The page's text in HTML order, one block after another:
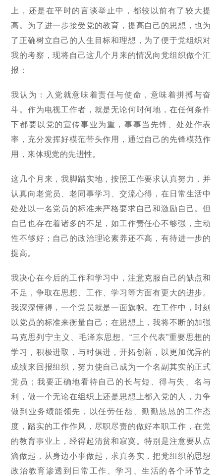
上，还是在平时的言谈举止中，都较以前有了较大提
高。为了进一步接受党的教育，提高自己的思想，也为
了正确树立自己的人生目标和理想，为了便于党组织对
我的考察，现将自己这几个月来的情况向党组织做个汇
报：
我认为：入党就意味着责任与使命，意味着拼搏与奋
斗。作为电视工作者，就是无论何时何地，在任何条件
下都要以党的宣传事业为重，事事当先锋、处处作表
率，充分发挥好模范带头作用，通过自己的先锋模范作
用，来体现党的先进性。
这几个月来，我脚踏实地，按照工作要求认真努力，并
认真向老党员、老同事学习、交流心得，在日常生活中
处处以一名党员的标准来严格要求自己和激励自己。但
自己也存在着诸多的不足，如工作责任心不够强，主动
性不够好；自己的政治理论素养还不高，有待进一步的
提高。
我决心在今后的工作和学习中，注意克服自己的缺点和
不足，争取在思想、工作、学习等方面有更大的进步。
我深深懂得，一个党员就是一面旗帜。在工作中，时刻
以党员的标准来衡量自己；在思想上，我将不断的加强
马克思列宁主义、毛泽东思想、“三个代表”重要思想的
学习，积极进取，与时俱进，开拓创新，以更加优异的
成绩来回报组织，努力使自己成为一个名副其实的正式
党员；我要正确地看待自己的长与短、得与失、名与
利，做一个无论在组织上还是思想上都入党的人，力争
做到业务绩能领先，以任劳任怨、勤勤恳恳的工作态
度，踏实的工作作风，尽职尽责的做好本职工作，在党
的教育事业上，经得起清贫和寂寞。特别是注意要从点
滴做起，从身边小事做起，求真务实，把党组织的思想
政治教育渗透到日常工作、学习、生活的各个环节之